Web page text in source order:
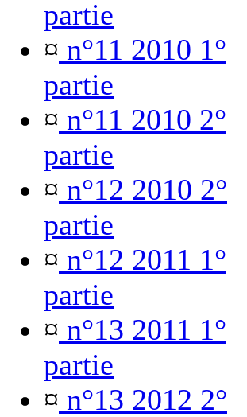
partie
¤ n°11 2010 1°
partie
¤ n°11 2010 2°
partie
¤ n°12 2010 2°
partie
¤ n°12 2011 1°
partie
¤ n°13 2011 1°
partie
¤ n°13 2012 2°